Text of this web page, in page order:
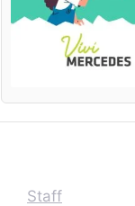
Staff